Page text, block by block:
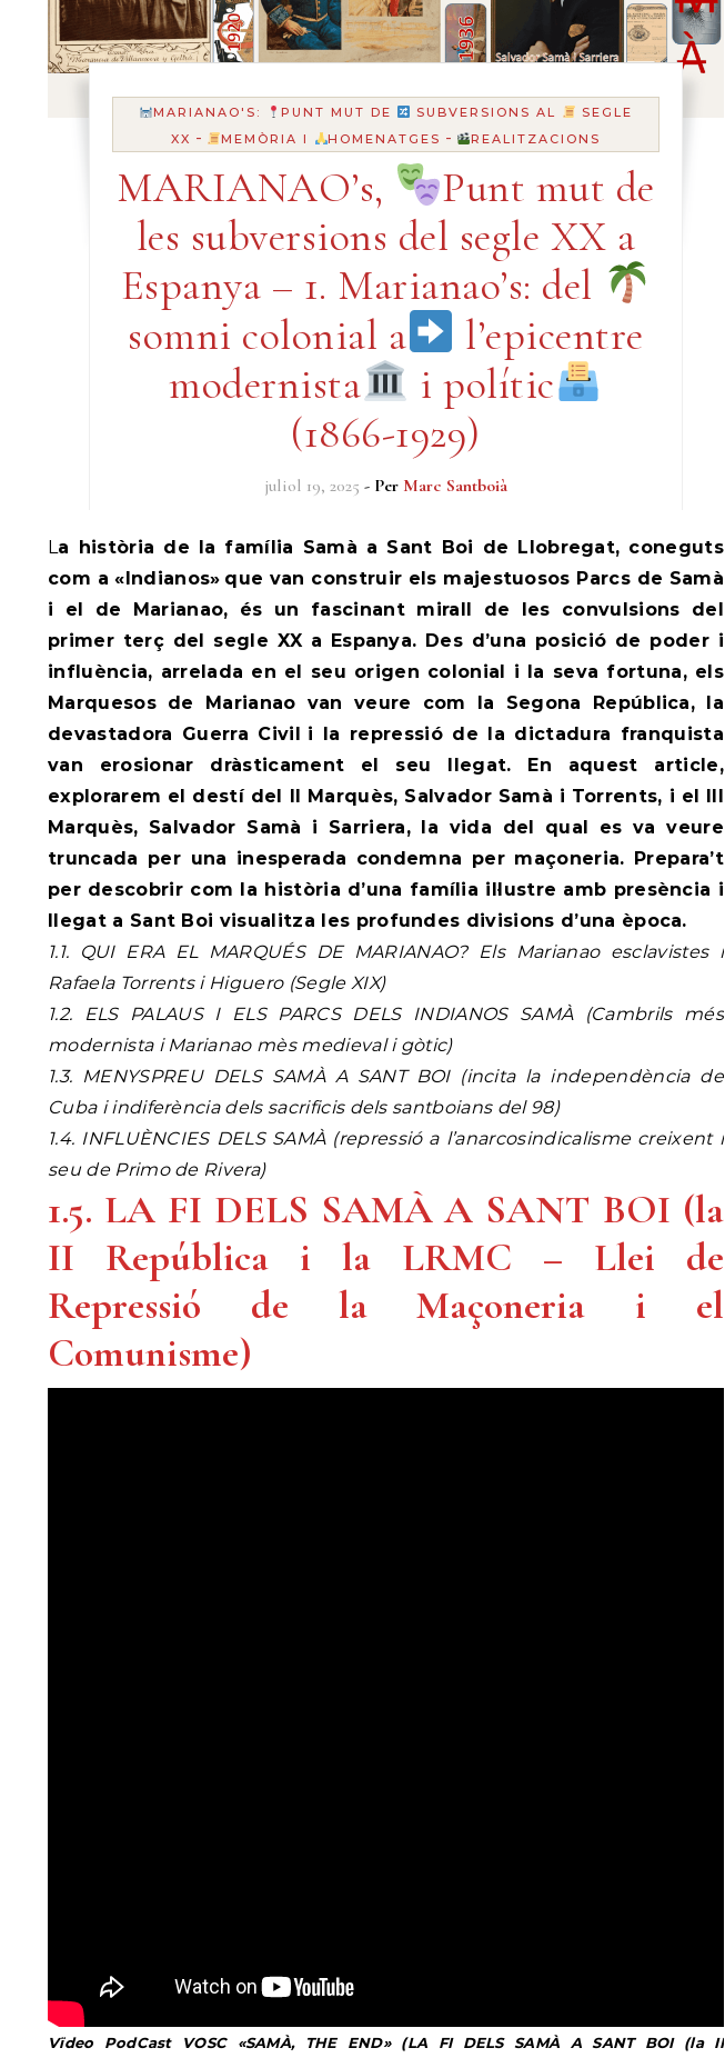
MARIANAO'S: PUNT MUT DE SUBVERSIONS AL
SEGLE
XX - MEMÒRIA I HOMENATGES - REALITZACIONS
MARIANAO’s,
Punt mut de
les subversions del segle XX a
Espanya – 1. Marianao’s: del
somni colonial a
l’epicentre
modernista
i polític
(1866-1929)
juliol 19, 2025 - Per Marc Santboià
La història de la família Samà a Sant Boi de Llobregat, coneguts
com a «Indianos» que van construir els majestuosos Parcs de Samà
i el de Marianao, és un fascinant mirall de les convulsions del
primer terç del segle XX a Espanya. Des d’una posició de poder i
influència, arrelada en el seu origen colonial i la seva fortuna, els
Marquesos de Marianao van veure com la Segona República, la
devastadora Guerra Civil i la repressió de la dictadura franquista
van erosionar dràsticament el seu llegat. En aquest article,
explorarem el destí del II Marquès, Salvador Samà i Torrents, i el III
Marquès, Salvador Samà i Sarriera, la vida del qual es va veure
truncada per una inesperada condemna per maçoneria. Prepara’t
per descobrir com la història d’una família il·lustre amb presència i
llegat a Sant Boi visualitza les profundes divisions d’una època.
1.1. QUI ERA EL MARQUÉS DE MARIANAO? Els Marianao esclavistes i
Rafaela Torrents i Higuero (Segle XIX)
1.2. ELS PALAUS I ELS PARCS DELS INDIANOS SAMÀ (Cambrils més
modernista i Marianao mès medieval i gòtic)
1.3. MENYSPREU DELS SAMÀ A SANT BOI (incita la independència de
Cuba i indiferència dels sacrificis dels santboians del 98)
1.4. INFLUÈNCIES DELS SAMÀ (repressió a l’anarcosindicalisme creixent i
seu de Primo de Rivera)
1.5. LA FI DELS SAMÀ A SANT BOI (la
II República i la LRMC – Llei de
Repressió de la Maçoneria i el
Comunisme)
Vïdeo PodCast VOSC «SAMÀ, THE END» (LA FI DELS SAMÀ A SANT BOI (la II